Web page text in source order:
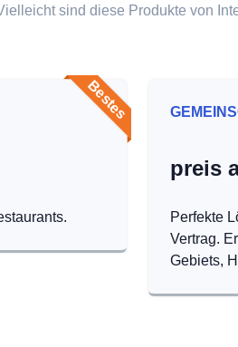
sind diese Produkte von
Bestes
preis
Perfekte
Vertrag.
Gebiets,